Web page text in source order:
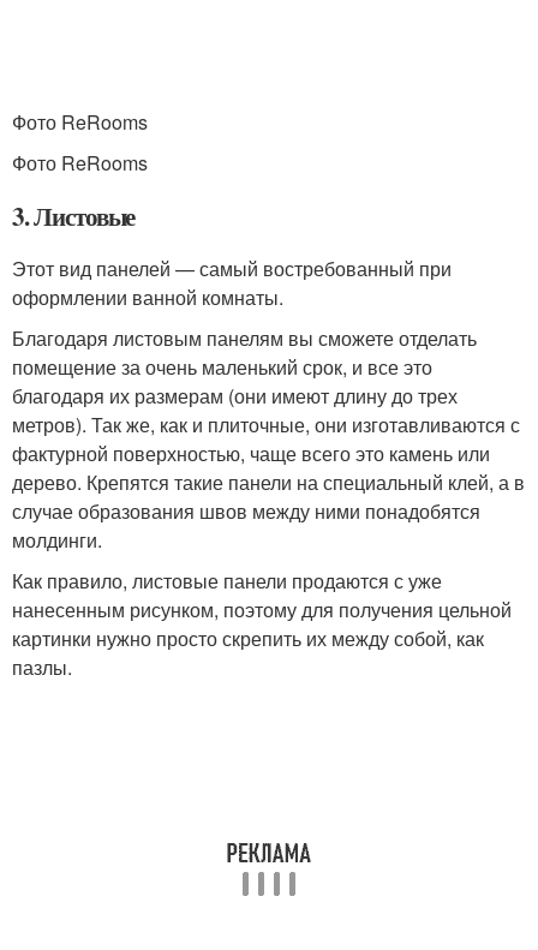
Фото ReRooms
Фото ReRooms
3. Листовые
Этот вид панелей — самый востребованный при
оформлении ванной комнаты.
Благодаря листовым панелям вы сможете отделать
помещение за очень маленький срок, и все это
благодаря их размерам (они имеют длину до трех
метров). Так же, как и плиточные, они изготавливаются с
фактурной поверхностью, чаще всего это камень или
дерево. Крепятся такие панели на специальный клей, а в
случае образования швов между ними понадобятся
молдинги.
Как правило, листовые панели продаются с уже
нанесенным рисунком, поэтому для получения цельной
картинки нужно просто скрепить их между собой, как
пазлы.